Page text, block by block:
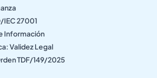
27001
Información
Validez Legal
TDF/149/2025